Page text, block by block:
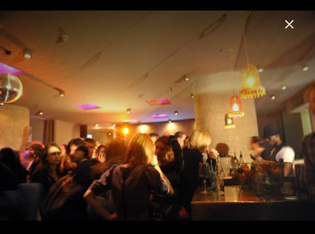
Menu
Bob Geldof
Home News Musik Videos Fotos Biografie
Showcase Berlin 01.03.2011